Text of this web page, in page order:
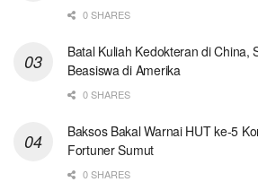
0 SHARES
Batal Kuliah Kedokteran di China,
Beasiswa di Amerika
0 SHARES
Baksos Bakal Warnai HUT ke-5
Fortuner Sumut
0 SHARES